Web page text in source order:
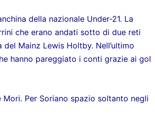
della nazionale Under-21. La
che erano andati sotto di due reti
Mainz Lewis Holtby. Nell’ultimo
hanno pareggiato i conti grazie ai gol
Per Soriano spazio soltanto negli